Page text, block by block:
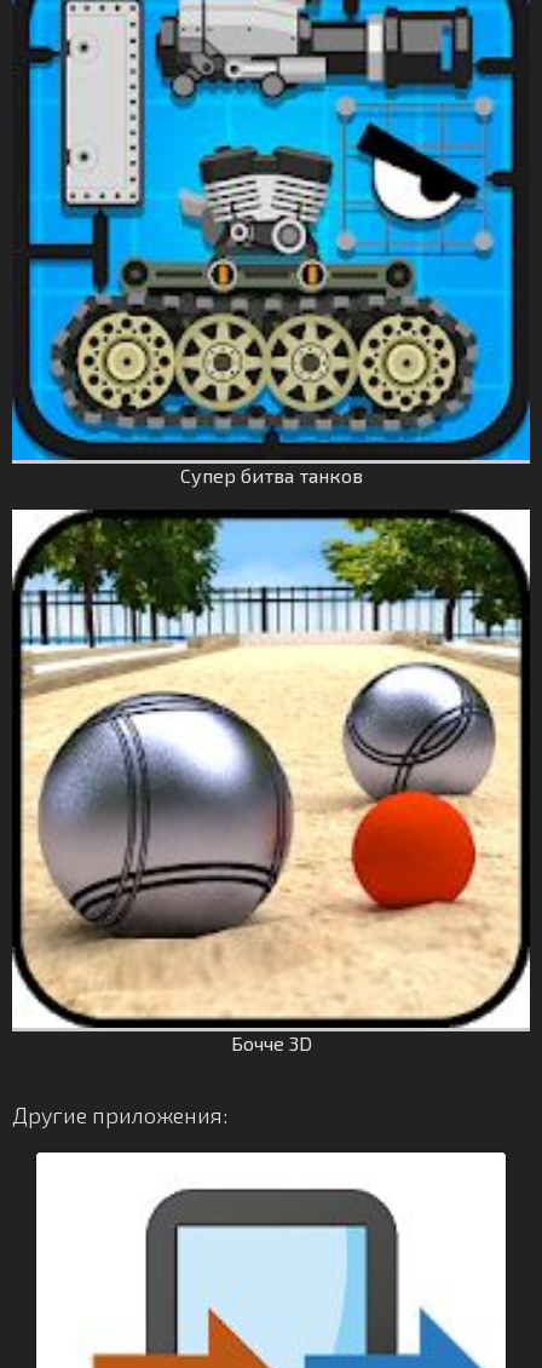
Супер битва танков
Бочче 3D
Другие приложения: